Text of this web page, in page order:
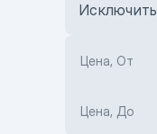
Цена, От
Цена, До